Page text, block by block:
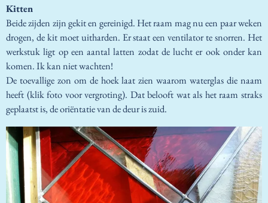
Kitten
Beide zijden zijn gekit en gereinigd. Het raam mag nu een paar weken
drogen, de kit moet uitharden. Er staat een ventilator te snorren. Het
werkstuk ligt op een aantal latten zodat de lucht er ook onder kan
komen. Ik kan niet wachten!
De toevallige zon om de hoek laat zien waarom waterglas die naam
heeft (klik foto voor vergroting). Dat belooft wat als het raam straks
geplaatst is, de oriëntatie van de deur is zuid.